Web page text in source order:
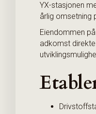
YX-stasjonen
årlig omsetning
Eiendommen på
adkomst